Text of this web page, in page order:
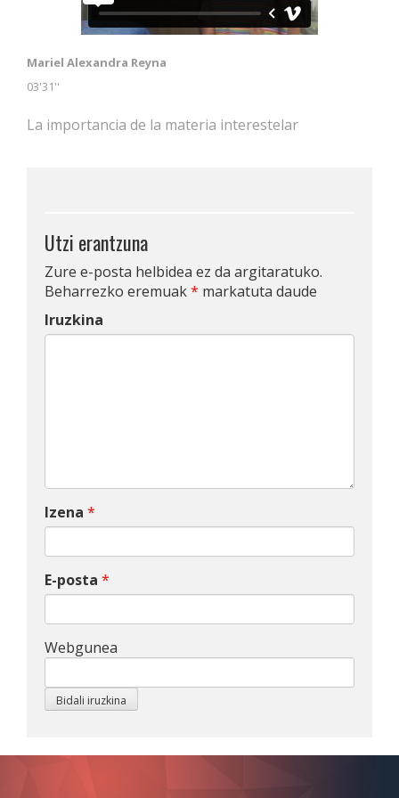
Mariel Alexandra Reyna
03'31''
La importancia de la materia interestelar
Utzi erantzuna
Zure e-posta helbidea ez da argitaratuko.
Beharrezko eremuak* markatuta daude
Iruzkina
Izena *
E-posta *
Webgunea